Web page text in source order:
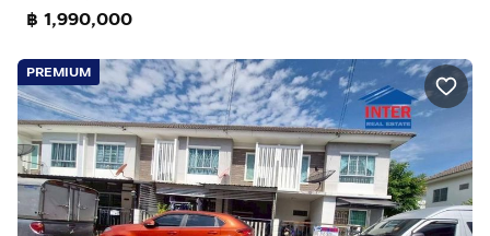
฿ 1,990,000
PREMIUM